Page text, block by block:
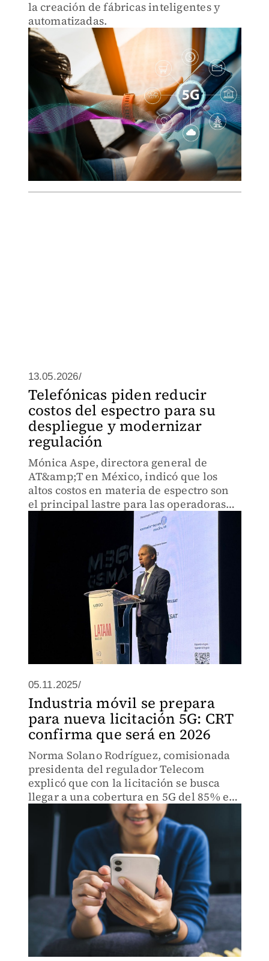
la creación de fábricas inteligentes y
automatizadas.
13.05.2026/
Telefónicas piden reducir
costos del espectro para su
despliegue y modernizar
regulación
Mónica Aspe, directora general de
AT&amp;T en México, indicó que los
altos costos en materia de espectro son
el principal lastre para las operadoras
que frena el ciclo de inversión.
05.11.2025/
Industria móvil se prepara
para nueva licitación 5G: CRT
confirma que será en 2026
Norma Solano Rodríguez, comisionada
presidenta del regulador Telecom
explicó que con la licitación se busca
llegar a una cobertura en 5G del 85% en
todo el pais